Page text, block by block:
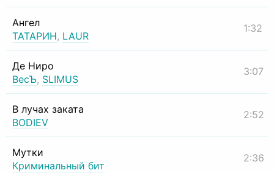
Ангел
ТАТАРИН, LAUR
1:32
Де Ниро
ВесЪ, SLIMUS
3:07
В лучах заката
BODIEV
2:52
Мутки
Криминальный бит
2:36